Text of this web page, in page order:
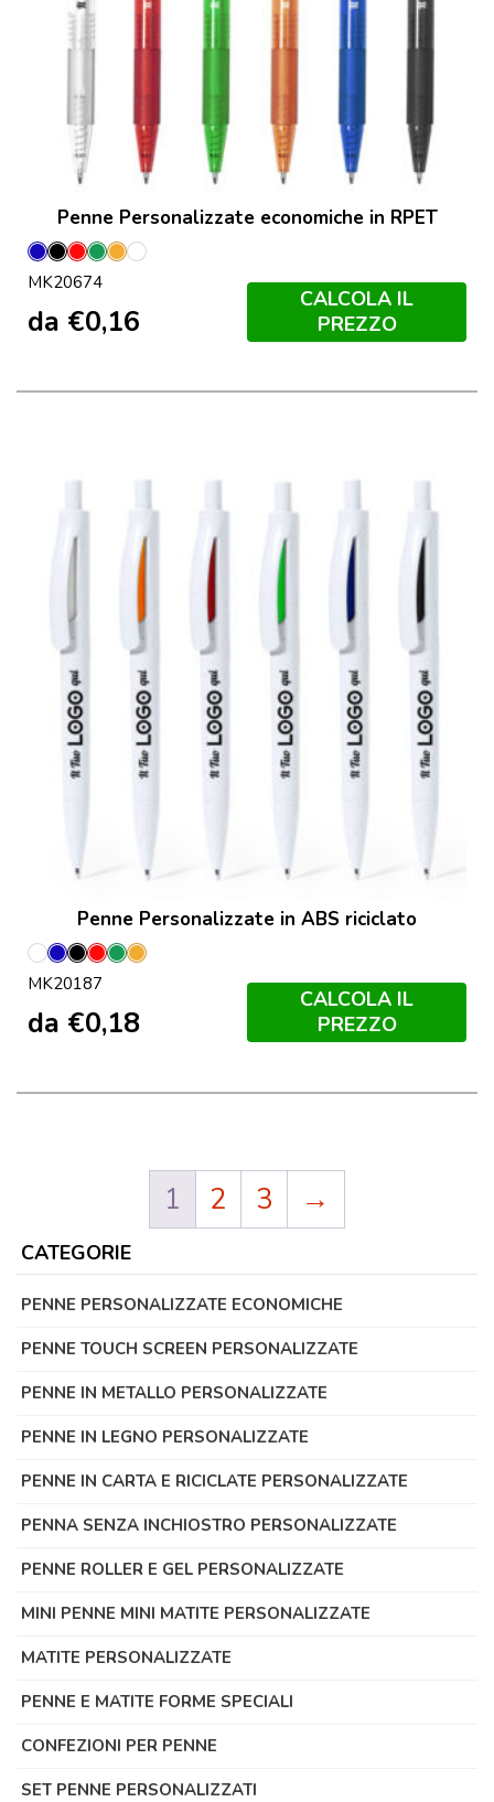
CATEGORIE
PENNE PERSONALIZZATE ECONOMICHE
PENNE TOUCH SCREEN PERSONALIZZATE
PENNE IN METALLO PERSONALIZZATE
PENNE IN LEGNO PERSONALIZZATE
PENNE IN CARTA E RICICLATE PERSONALIZZATE
PENNA SENZA INCHIOSTRO PERSONALIZZATE
PENNE ROLLER E GEL PERSONALIZZATE
MINI PENNE MINI MATITE PERSONALIZZATE
MATITE PERSONALIZZATE
PENNE E MATITE FORME SPECIALI
CONFEZIONI PER PENNE
SET PENNE PERSONALIZZATI
Penne Personalizzate economiche in RPET
BluNeroRosso
Verde
Orange
Transparente
MK20674
da €0,16
CALCOLA IL
PREZZO
Penne Personalizzate in ABS riciclato
Bianco
BluNeroRosso
VerdeOrange
MK20187
da €0,18
CALCOLA IL
PREZZO
1 2 3 →